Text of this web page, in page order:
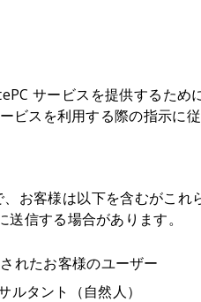
サービスを提供するた
スを利用する際の指示に従
お客様は以下を含むがこ
信する場合があります。
れたお客様のユーザー
タント（自然人）